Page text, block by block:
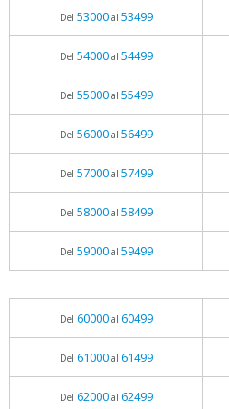
Del 53000al 53499
Del 54000al 54499
Del 55000al 55499
Del 56000al 56499
Del 57000al 57499
Del 58000al 58499
Del 59000al 59499
Del 60000al 60499
Del 61000al 61499
Del 62000al 62499